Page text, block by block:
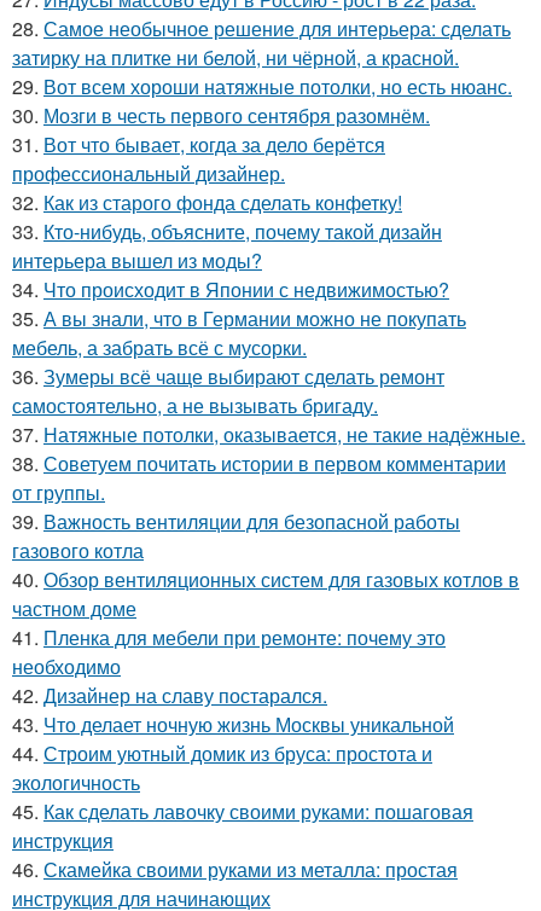
28. Самое необычное решение для интерьера: сделать
затирку на плитке ни белой, ни чёрной, а красной.
29. Вот всем хороши натяжные потолки, но есть нюанс.
30. Мозги в честь первого сентября разомнём.
31. Вот что бывает, когда за дело берётся
профессиональный дизайнер.
32. Как из старого фонда сделать конфетку!
33. Кто-нибудь, объясните, почему такой дизайн
интерьера вышел из моды?
34. Что происходит в Японии с недвижимостью?
35. А вы знали, что в Германии можно не покупать
мебель, а забрать всё с мусорки.
36. Зумеры всё чаще выбирают сделать ремонт
самостоятельно, а не вызывать бригаду.
37. Натяжные потолки, оказывается, не такие надёжные.
38. Советуем почитать истории в первом комментарии
от группы.
39. Важность вентиляции для безопасной работы
газового котла
40. Обзор вентиляционных систем для газовых котлов в
частном доме
41. Пленка для мебели при ремонте: почему это
необходимо
42. Дизайнер на славу постарался.
43. Что делает ночную жизнь Москвы уникальной
44. Строим уютный домик из бруса: простота и
экологичность
45. Как сделать лавочку своими руками: пошаговая
инструкция
46. Скамейка своими руками из металла: простая
инструкция для начинающих